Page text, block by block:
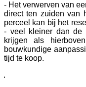
- Het verwerven van
direct ten zuiden van
perceel kan bij het
- veel kleiner dan de
krijgen als
bouwkundige
tijd te koop.